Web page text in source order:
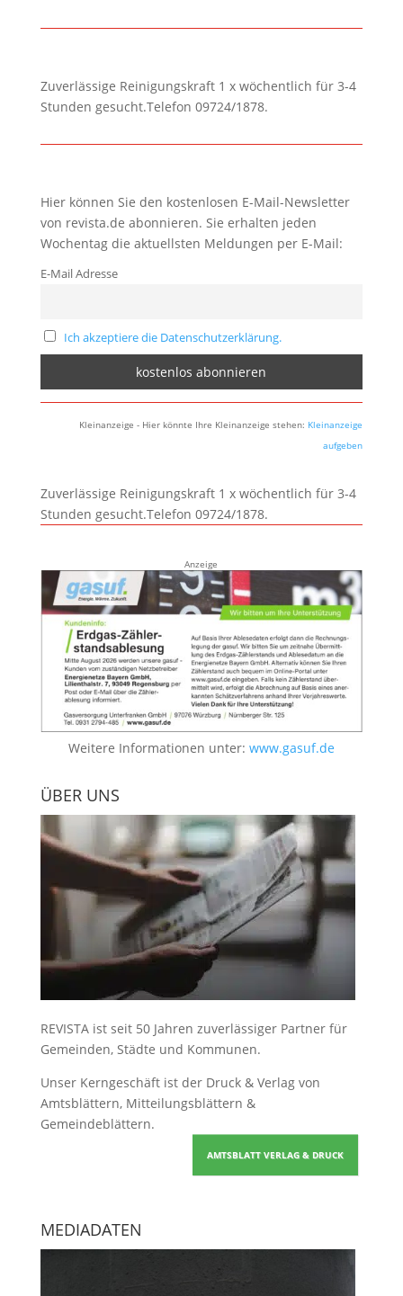
Zuverlässige Reinigungskraft 1 x wöchentlich für 3-4
Stunden gesucht.Telefon 09724/1878.
Hier können Sie den kostenlosen E-Mail-Newsletter
von revista.de abonnieren. Sie erhalten jeden
Wochentag die aktuellsten Meldungen per E-Mail:
E-Mail Adresse
Ich akzeptiere die Datenschutzerklärung.
Kleinanzeige - Hier könnte Ihre Kleinanzeige stehen: Kleinanzeige
aufgeben
Zuverlässige Reinigungskraft 1 x wöchentlich für 3-4
Stunden gesucht.Telefon 09724/1878.
Anzeige
Weitere Informationen unter: www.gasuf.de
ÜBER UNS
REVISTA ist seit 50 Jahren zuverlässiger Partner für
Gemeinden, Städte und Kommunen.
Unser Kerngeschäft ist der Druck & Verlag von
Amtsblättern, Mitteilungsblättern &
Gemeindeblättern.
AMTSBLATT VERLAG & DRUCK
MEDIADATEN